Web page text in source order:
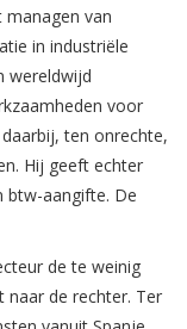
van
in industriële
wereldwijd
voor
ten onrechte,
Hij geeft echter
btw-aangifte. De
de te weinig
naar de rechter. Ter